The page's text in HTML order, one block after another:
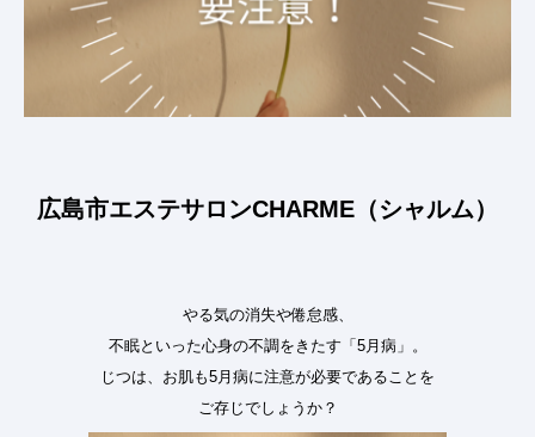
広島市エステサロンCHARME（シャルム）
やる気の消失や倦怠感、
不眠といった心身の不調をきたす「5月病」。
じつは、お肌も5月病に注意が必要であることを
ご存じでしょうか？